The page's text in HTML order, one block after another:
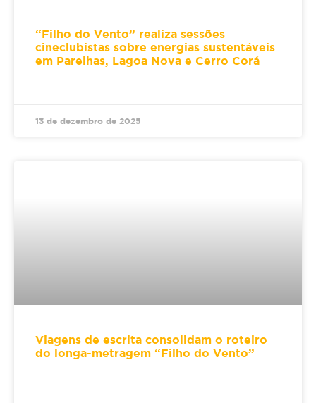
“Filho do Vento” realiza sessões
cineclubistas sobre energias sustentáveis
em Parelhas, Lagoa Nova e Cerro Corá
13 de dezembro de 2025
Viagens de escrita consolidam o roteiro
do longa-metragem “Filho do Vento”